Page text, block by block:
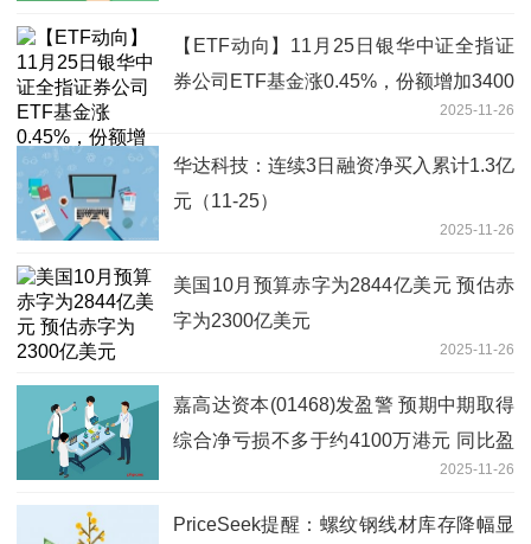
【ETF动向】11月25日银华中证全指证
券公司ETF基金涨0.45%，份额增加3400
2025-11-26
华达科技：连续3日融资净买入累计1.3亿
元（11-25）
2025-11-26
美国10月预算赤字为2844亿美元 预估赤
字为2300亿美元
2025-11-26
嘉高达资本(01468)发盈警 预期中期取得
综合净亏损不多于约4100万港元 同比盈
2025-11-26
PriceSeek提醒：螺纹钢线材库存降幅显